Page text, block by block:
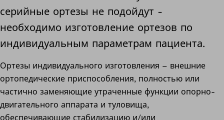
серийные ортезы не подойдут -
необходимо изготовление ортезов по
индивидуальным параметрам пациента.
Ортезы индивидуального изготовления – внешние
ортопедические приспособления, полностью или
частично заменяющие утраченные функции опорно-
двигательного аппарата и туловища,
обеспечивающие стабилизацию и/или